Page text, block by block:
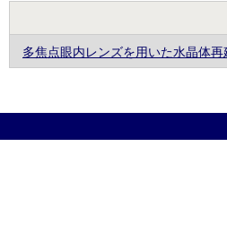
多焦点眼内レンズを用いた水晶体再